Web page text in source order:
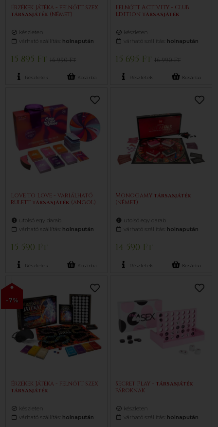
Érzékek Játéka - felnőtt szex
társasjáték (német)
készleten
várható szállítás: holnapután
15 895 Ft16 990 Ft
Részletek Kosárba
Felnőtt Activity - Club
Edition társasjáték
készleten
várható szállítás: holnapután
15 695 Ft16 990 Ft
Részletek Kosárba
Love to Love - variálható
rulett társasjáték (angol)
utolsó egy darab
várható szállítás: holnapután
15 590 Ft
Részletek Kosárba
Monogamy társasjáték
(német)
utolsó egy darab
várható szállítás: holnapután
14 590 Ft
Részletek Kosárba
-7%
Érzékek Játéka - felnőtt szex
társasjáték
készleten
várható szállítás: holnapután
Secret Play - társasjáték
pároknak
készleten
várható szállítás: holnapután